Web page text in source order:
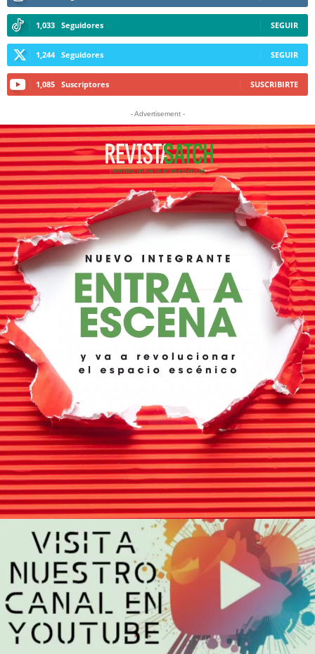
1,033 Seguidores SEGUIR
1,244 Seguidores SEGUIR
1,085 Suscriptores SUSCRIBIRTE
- Advertisement -